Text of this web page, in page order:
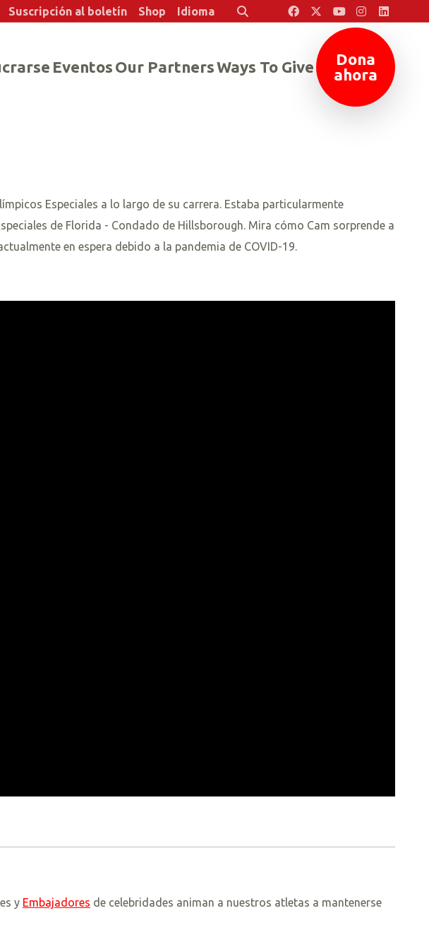
Eventos Our PartnersWays To Give
Dona
ahora
Suscripción al boletín Shop Idioma Buscar
Especiales a lo largo de su carrera. Estaba particularmente
de Florida - Condado de Hillsborough. Mira cómo Cam sorprende a
en espera debido a la pandemia de COVID-19.
y Embajadores de celebridades animan a nuestros atletas a mantenerse